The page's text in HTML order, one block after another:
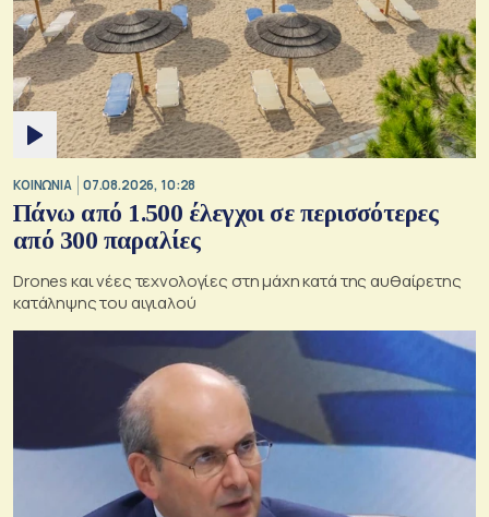
ΚΟΙΝΩΝΙΑ 07.08.2026, 10:28
Πάνω από 1.500 έλεγχοι σε περισσότερες
από 300 παραλίες
Drones και νέες τεχνολογίες στη μάχη κατά της αυθαίρετης
κατάληψης του αιγιαλού